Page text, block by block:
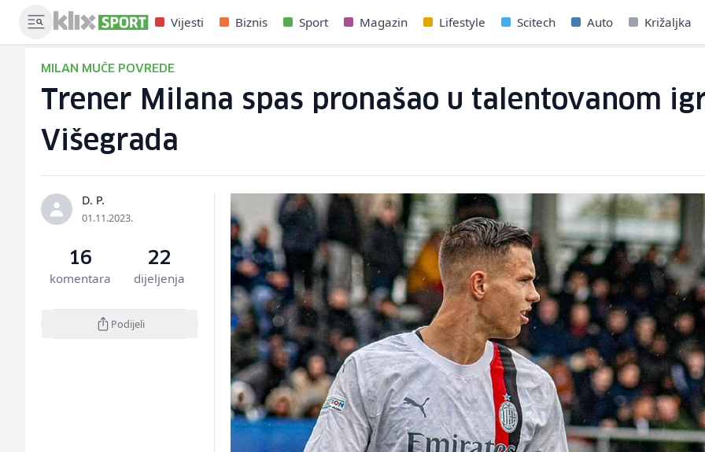
Vijesti Biznis Sport Magazin Lifestyle Scitech Auto Križaljka
MILAN MUČE POVREDE
Trener Milana spas pronašao u talentovanom
Višegrada
D. P.
01.11.2023.
16
komentara
22
dijeljenja
Podijeli